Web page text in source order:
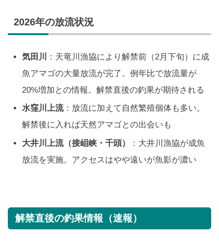
2026年の放流状況
気田川
：天竜川漁協により解禁前（2月下旬）に成
魚アマゴの大量放流が完了。例年比で放流量が
20%増加との情報。解禁直後の釣果が期待される
水窪川上流：放流に加えて自然繁殖個体も多い。
解禁後に入れば天然アマゴとの出会いも
大井川上流（接岨峡・千頭）
：大井川漁協が成魚
放流を実施。アクセスはやや遠いが魚影が濃い
解禁直後の釣果情報（速報）